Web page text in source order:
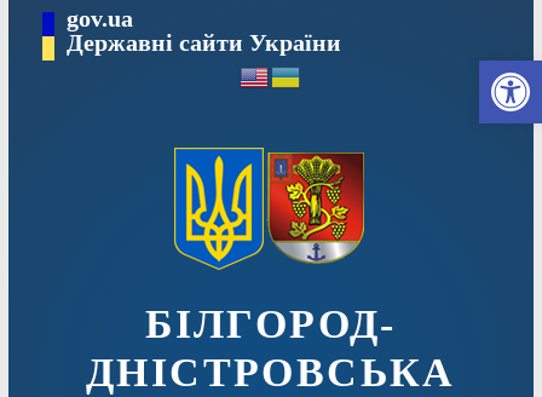
вмісту
gov.ua
Державні сайти України
БІЛГОРОД-
ДНІСТРОВСЬКА